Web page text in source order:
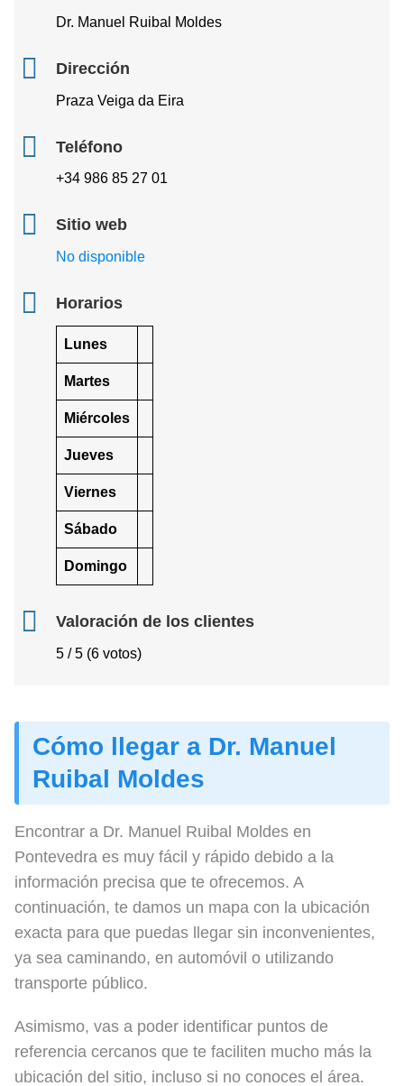
Dr. Manuel Ruibal Moldes
Dirección
Praza Veiga da Eira
Teléfono
+34 986 85 27 01
Sitio web
No disponible
Horarios
Lunes
Martes
Miércoles
Jueves
Viernes
Sábado
Domingo
Valoración de los clientes
5 / 5 (6 votos)
Cómo llegar a Dr. Manuel
Ruibal Moldes
Encontrar a Dr. Manuel Ruibal Moldes en
Pontevedra es muy fácil y rápido debido a la
información precisa que te ofrecemos. A
continuación, te damos un mapa con la ubicación
exacta para que puedas llegar sin inconvenientes,
ya sea caminando, en automóvil o utilizando
transporte público.
Asimismo, vas a poder identificar puntos de
referencia cercanos que te faciliten mucho más la
ubicación del sitio, incluso si no conoces el área.